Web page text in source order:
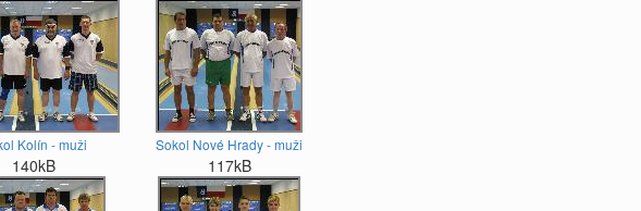
Kolín - muži
140kB
Sokol Nové Hrady - muži
117kB